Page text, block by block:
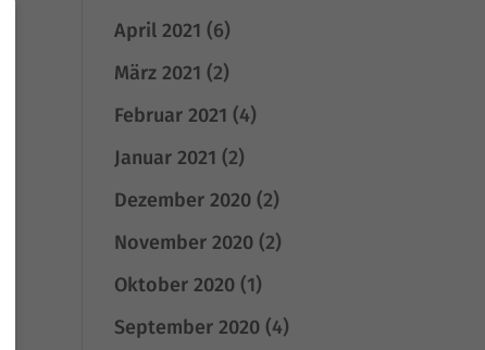
April 2021 (6)
März 2021 (2)
Februar 2021 (4)
Januar 2021 (2)
Dezember 2020 (2)
November 2020 (2)
Oktober 2020 (1)
September 2020 (4)